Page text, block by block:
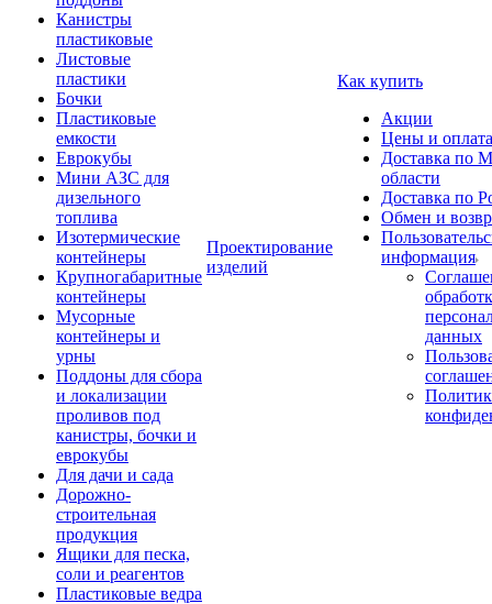
Канистры
пластиковые
Листовые
пластики
Бочки
Пластиковые
емкости
Еврокубы
Мини АЗС для
дизельного
топлива
Изотермические
контейнеры
Крупногабаритные
контейнеры
Мусорные
контейнеры и
урны
Поддоны для сбора
и локализации
проливов под
канистры, бочки и
еврокубы
Для дачи и сада
Дорожно-
строительная
продукция
Ящики для песка,
соли и реагентов
Пластиковые ведра
Проектирование
изделий
Как купить
Акции
Цены и оплата
Доставка по
области
Доставка по
Обмен и
информация
данных